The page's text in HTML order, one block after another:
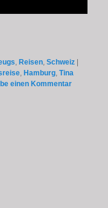
, Reisen,Schweiz
, Hamburg,Tina
einen Kommentar